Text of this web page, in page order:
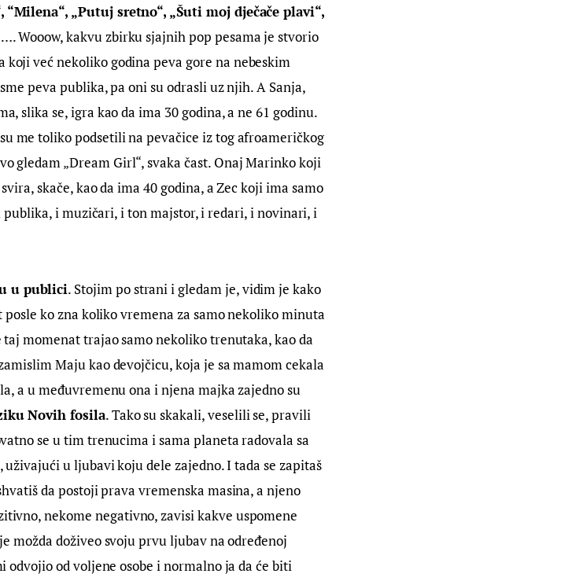
“Milena“, „Putuj sretno“, „Šuti moj dječače plavi“,
…. Wooow, kakvu zbirku sjajnih pop pesama je stvorio
koji već nekoliko godina peva gore na nebeskim
peva publika, pa oni su odrasli uz njih. A Sanja,
slika se, igra kao da ima 30 godina, a ne 61 godinu.
me toliko podsetili na pevačice iz tog afroameričkog
gledam „Dream Girl“, svaka čast. Onaj Marinko koji
skače, kao da ima 40 godina, a Zec koji ima samo
publika, i muzičari, i ton majstor, i redari, i novinari, i
u publici. Stojim po strani i gledam je, vidim je kako
ko zna koliko vremena za samo nekoliko minuta
momenat trajao samo nekoliko trenutaka, kao da
Maju kao devojčicu, koja je sa mamom cekala
a u međuvremenu ona i njena majka zajedno su
Novih fosila. Tako su skakali, veselili se, pravili
se u tim trenucima i sama planeta radovala sa
u ljubavi koju dele zajedno. I tada se zapitaš
da postoji prava vremenska masina, a njeno
nekome negativno, zavisi kakve uspomene
možda doživeo svoju prvu ljubav na određenoj
odvojio od voljene osobe i normalno ja da će biti